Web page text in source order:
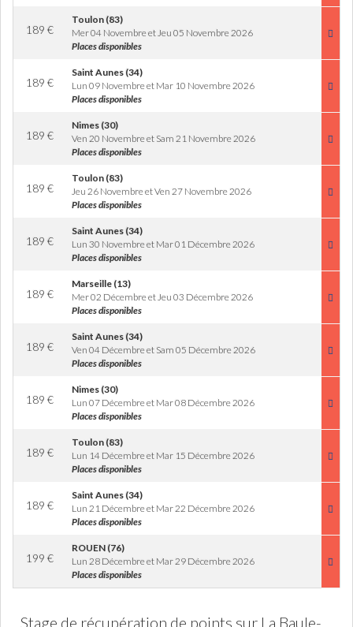
189 €
Toulon (83)
Mer 04 Novembre et Jeu 05 Novembre 2026
Places disponibles
189 €
Saint Aunes (34)
Lun 09 Novembre et Mar 10 Novembre 2026
Places disponibles
189 €
Nimes (30)
Ven 20 Novembre et Sam 21 Novembre 2026
Places disponibles
189 €
Toulon (83)
Jeu 26 Novembre et Ven 27 Novembre 2026
Places disponibles
189 €
Saint Aunes (34)
Lun 30 Novembre et Mar 01 Décembre 2026
Places disponibles
189 €
Marseille (13)
Mer 02 Décembre et Jeu 03 Décembre 2026
Places disponibles
189 €
Saint Aunes (34)
Ven 04 Décembre et Sam 05 Décembre 2026
Places disponibles
189 €
Nimes (30)
Lun 07 Décembre et Mar 08 Décembre 2026
Places disponibles
189 €
Toulon (83)
Lun 14 Décembre et Mar 15 Décembre 2026
Places disponibles
189 €
Saint Aunes (34)
Lun 21 Décembre et Mar 22 Décembre 2026
Places disponibles
199 €
ROUEN (76)
Lun 28 Décembre et Mar 29 Décembre 2026
Places disponibles
Stage de récupération de points sur La Baule-